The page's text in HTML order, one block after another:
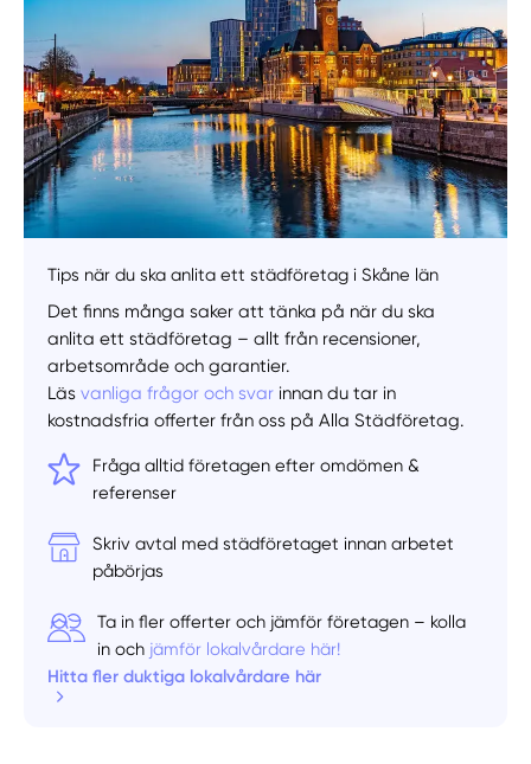
Manuellt Få hjälp
Välj tillvägagångssätt
Tips när du ska anlita ett städföretag i Skåne län
Det finns många saker att tänka på när du ska
anlita ett städföretag – allt från recensioner,
arbetsområde och garantier.
Läsvanliga frågor och svar innan du tar in
kostnadsfria offerter från oss på Alla Städföretag.
Fråga alltid företagen efter omdömen &
referenser
Skriv avtal med städföretaget innan arbetet
påbörjas
Ta in fler offerter och jämför företagen – kolla
in och jämför lokalvårdare här!
Hitta fler duktiga lokalvårdare här